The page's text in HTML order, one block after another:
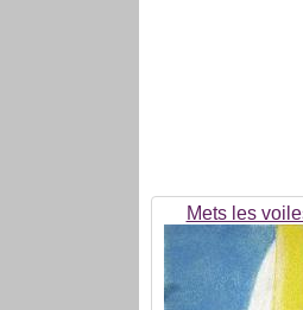
Mets les